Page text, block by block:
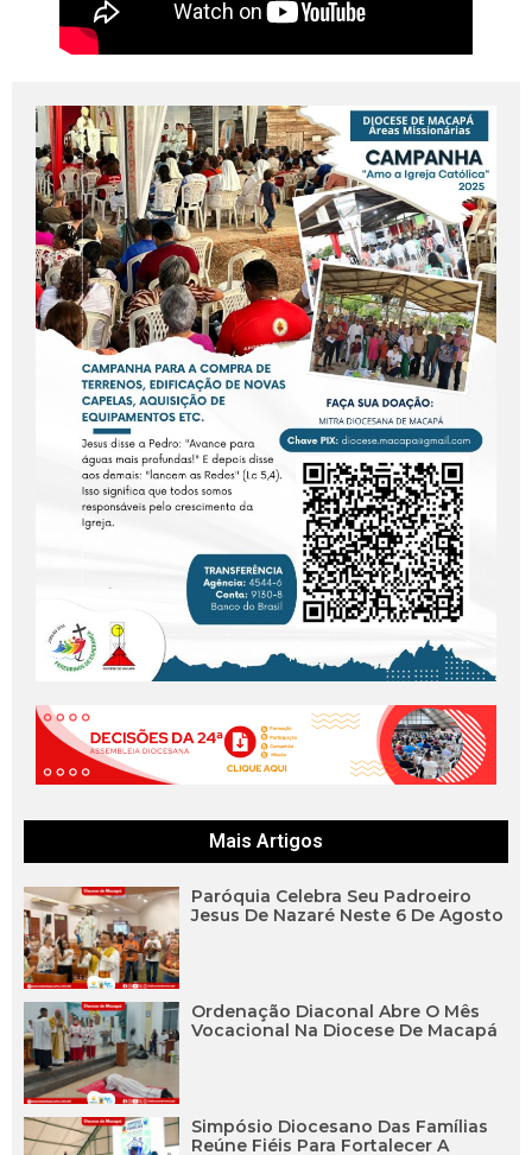
Mais Artigos
Paróquia Celebra Seu Padroeiro
Jesus De Nazaré Neste 6 De Agosto
Ordenação Diaconal Abre O Mês
Vocacional Na Diocese De Macapá
Simpósio Diocesano Das Famílias
Reúne Fiéis Para Fortalecer A